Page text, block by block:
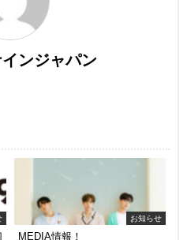
ンジャパン
お知らせ
MEDIA情報！